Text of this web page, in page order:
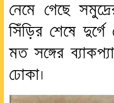
নেমে গেছে
সিঁড়ির শেষে
মত সঙ্গের
ঢোকা।